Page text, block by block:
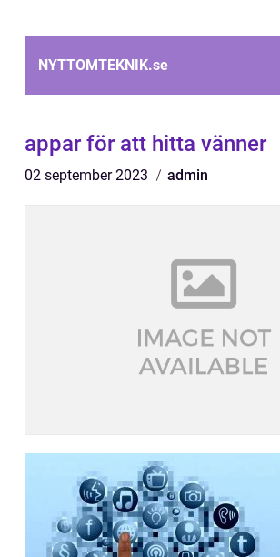
NYTTOMTEKNIK.se
appar för att hitta vänner
02 september 2023 admin